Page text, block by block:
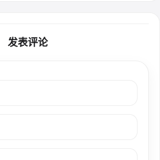
发表评论